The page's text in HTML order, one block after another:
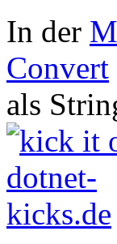
In der
Convert
als